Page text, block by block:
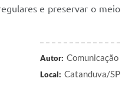
e preservar o meio
Autor: Comunicação
Local: Catanduva/SP